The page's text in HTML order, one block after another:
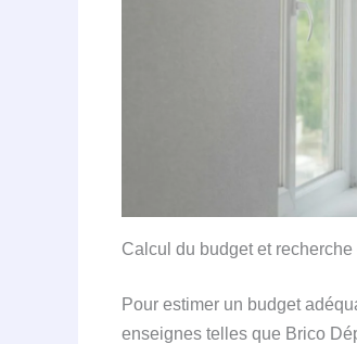
Calcul du budget et
Pour estimer un budget
enseignes telles que Brico